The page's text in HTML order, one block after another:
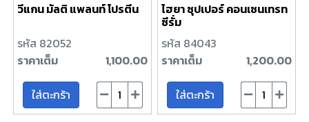
วีแกน มัลติ แพลนท์ โปรตีน
รหัส 82052
ราคาเต็ม
1,100.00
ใส่ตะกร้า
ไฮยา ซุปเปอร์ คอนเซนเทรท
ซีรั่ม
รหัส 84043
ราคาเต็ม
1,200.00
ใส่ตะกร้า